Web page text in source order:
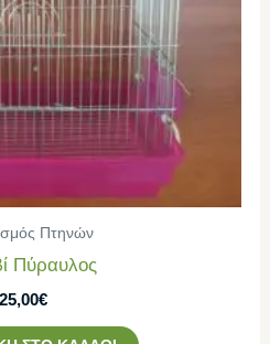
Πτηνών
Πύραυλος
25,00€